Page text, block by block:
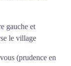
gauche et
le village
(prudence en